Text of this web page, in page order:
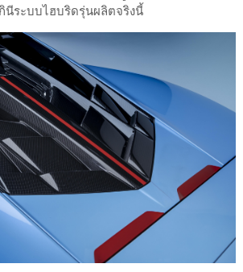
นีระบบไฮบริดรุ่นผลิตจริงนี้